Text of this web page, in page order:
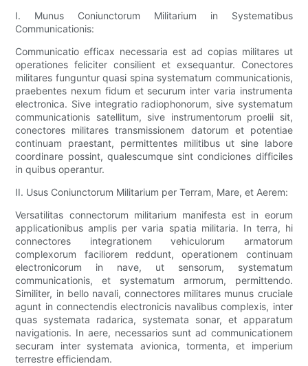
I. Munus Coniunctorum Militarium in Systematibus
Communicationis:
Communicatio efficax necessaria est ad copias militares ut
operationes feliciter consilient et exsequantur. Conectores
militares funguntur quasi spina systematum communicationis,
praebentes nexum fidum et securum inter varia instrumenta
electronica. Sive integratio radiophonorum, sive systematum
communicationis satellitum, sive instrumentorum proelii sit,
conectores militares transmissionem datorum et potentiae
continuam praestant, permittentes militibus ut sine labore
coordinare possint, qualescumque sint condiciones difficiles
in quibus operantur.
II. Usus Coniunctorum Militarium per Terram, Mare, et Aerem:
Versatilitas connectorum militarium manifesta est in eorum
applicationibus amplis per varia spatia militaria. In terra, hi
connectores integrationem vehiculorum armatorum
complexorum faciliorem reddunt, operationem continuam
electronicorum in nave, ut sensorum, systematum
communicationis, et systematum armorum, permittendo.
Similiter, in bello navali, connectores militares munus cruciale
agunt in connectendis electronicis navalibus complexis, inter
quas systemata radarica, systemata sonar, et apparatum
navigationis. In aere, necessarios sunt ad communicationem
securam inter systemata avionica, tormenta, et imperium
terrestre efficiendam.